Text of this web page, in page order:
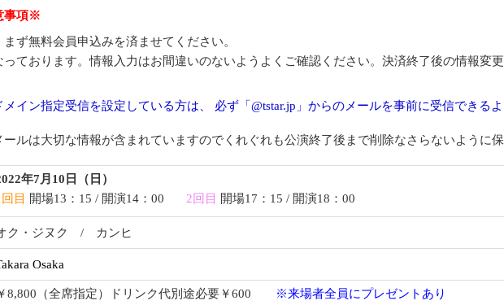
事項※
ず無料会員申込みを済ませてください。
ております。情報入力はお間違いのないようよくご確認ください。決済終了後の情報変更
イン指定受信を設定している方は、 必ず「@tstar.jp」からのメールを事前に受信できるよ
ルは大切な情報が含まれていますのでくれぐれも公演終了後まで削除なさらないように保
年7月10日（日）
目 開場13：15 / 開演14：00 2回目 開場17：15 / 開演18：00
ク・ジヌク / カンヒ
Osaka
8,800（全席指定）ドリンク代別途必要￥600
※来場者全員にプレゼントあり